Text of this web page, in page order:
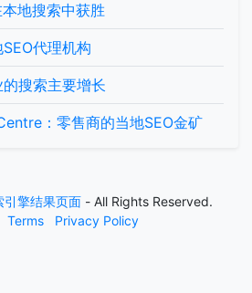
地搜索中获胜
代理机构
搜索主要增长
：零售商的当地SEO金矿
引擎结果页面 - All Rights Reserved.
Terms Privacy Policy